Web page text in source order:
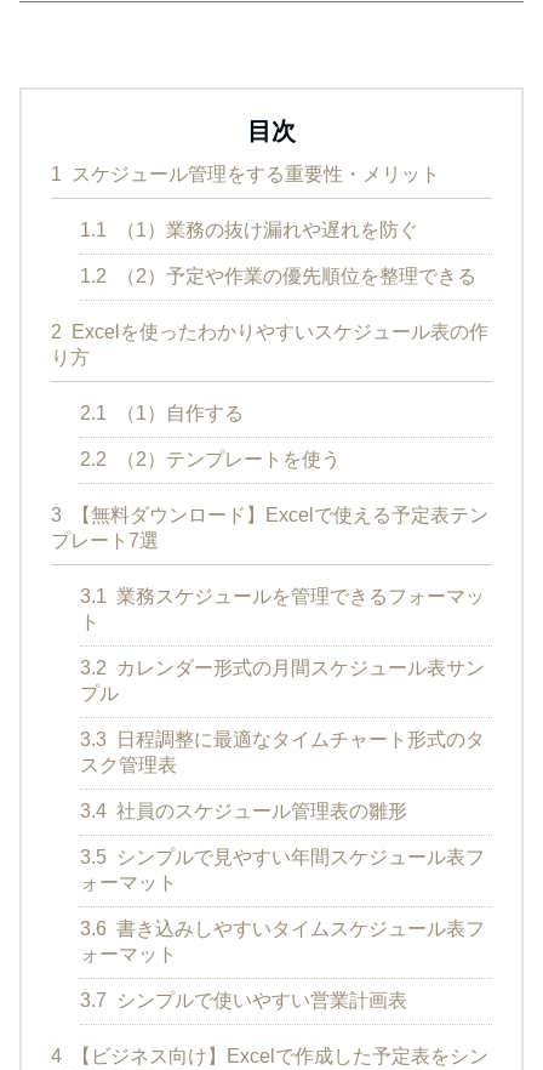
目次
1 スケジュール管理をする重要性・メリット
1.1 （1）業務の抜け漏れや遅れを防ぐ
1.2 （2）予定や作業の優先順位を整理できる
2
Excelを使ったわかりやすいスケジュール表の作
り方
2.1 （1）自作する
2.2 （2）テンプレートを使う
3
【無料ダウンロード】Excelで使える予定表テン
プレート7選
3.1 業務スケジュールを管理できるフォーマッ
ト
3.2
カレンダー形式の月間スケジュール表サン
プル
3.3
日程調整に最適なタイムチャート形式のタ
スク管理表
3.4 社員のスケジュール管理表の雛形
3.5 シンプルで見やすい年間スケジュール表フ
ォーマット
3.6 書き込みしやすいタイムスケジュール表フ
ォーマット
3.7 シンプルで使いやすい営業計画表
4
【ビジネス向け】Excelで作成した予定表をシン